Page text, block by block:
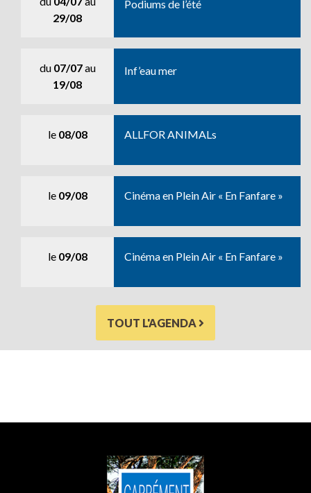
29/08
Podiums de l’été
du 07/07au
19/08
Inf’eau mer
le 08/08 ALLFOR ANIMALs
le 09/08 Cinéma en Plein Air « En Fanfare »
le 09/08 Cinéma en Plein Air « En Fanfare »
TOUT L'AGENDA